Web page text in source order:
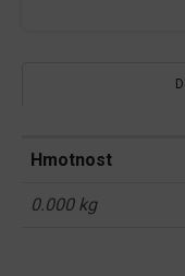
Hmotnost
0.000 kg